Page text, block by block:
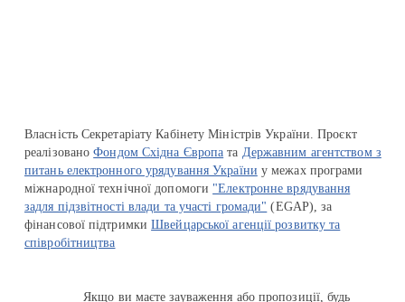
Власність Секретаріату Кабінету Міністрів України. Проєкт
реалізованоФондом Східна Європа та Державним агентством з
питань електронного урядування України у межах програми
міжнародної технічної допомоги "Електронне врядування
задля підзвітності влади та участі громади" (EGAP), за
фінансової підтримкиШвейцарської агенції розвитку та
співробітництва
Якщо ви маєте зауваження або пропозиції, будь